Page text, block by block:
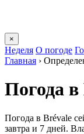
×
Неделя О погоде
Главная ›
Погода
Погода в Brévalе
завтра и 7 дней.